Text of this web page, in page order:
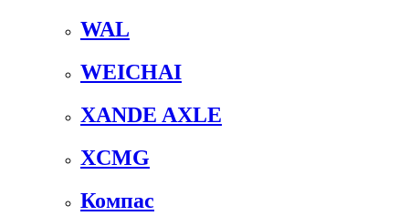
WAL
WEICHAI
XANDE AXLE
XCMG
Компас